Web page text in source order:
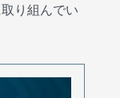
り組んでい